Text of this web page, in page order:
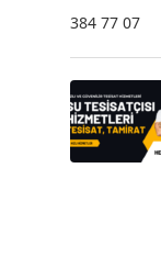
384 77 07